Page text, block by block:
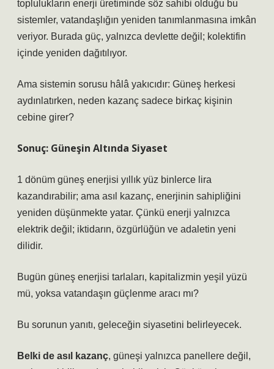
toplulukların enerji üretiminde söz sahibi olduğu bu
sistemler, vatandaşlığın yeniden tanımlanmasına imkân
veriyor. Burada güç, yalnızca devlette değil; kolektifin
içinde yeniden dağıtılıyor.
Ama sistemin sorusu hâlâ yakıcıdır: Güneş herkesi
aydınlatırken, neden kazanç sadece birkaç kişinin
cebine girer?
Sonuç: Güneşin Altında Siyaset
1 dönüm güneş enerjisi yıllık yüz binlerce lira
kazandırabilir; ama asıl kazanç, enerjinin sahipliğini
yeniden düşünmekte yatar. Çünkü enerji yalnızca
elektrik değil; iktidarın, özgürlüğün ve adaletin yeni
dilidir.
Bugün güneş enerjisi tarlaları, kapitalizmin yeşil yüzü
mü, yoksa vatandaşın güçlenme aracı mı?
Bu sorunun yanıtı, geleceğin siyasetini belirleyecek.
Belki de asıl kazanç, güneşi yalnızca panellere değil,